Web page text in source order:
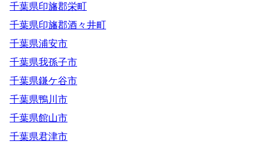
千葉県印旛郡栄町
千葉県印旛郡酒々井町
千葉県浦安市
千葉県我孫子市
千葉県鎌ケ谷市
千葉県鴨川市
千葉県館山市
千葉県君津市